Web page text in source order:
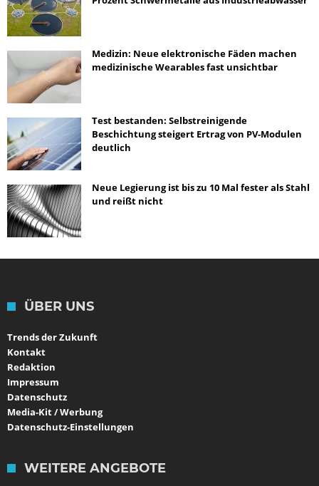
Medizin: Neue elektronische Fäden machen
medizinische Wearables fast unsichtbar
Test bestanden: Selbstreinigende
Beschichtung steigert Ertrag von PV-Modulen
deutlich
Neue Legierung ist bis zu 10 Mal fester als Stahl
und reißt nicht
ÜBER UNS
Trends der Zukunft
Kontakt
Redaktion
Impressum
Datenschutz
Media-Kit / Werbung
Datenschutz-Einstellungen
WEITERE ANGEBOTE